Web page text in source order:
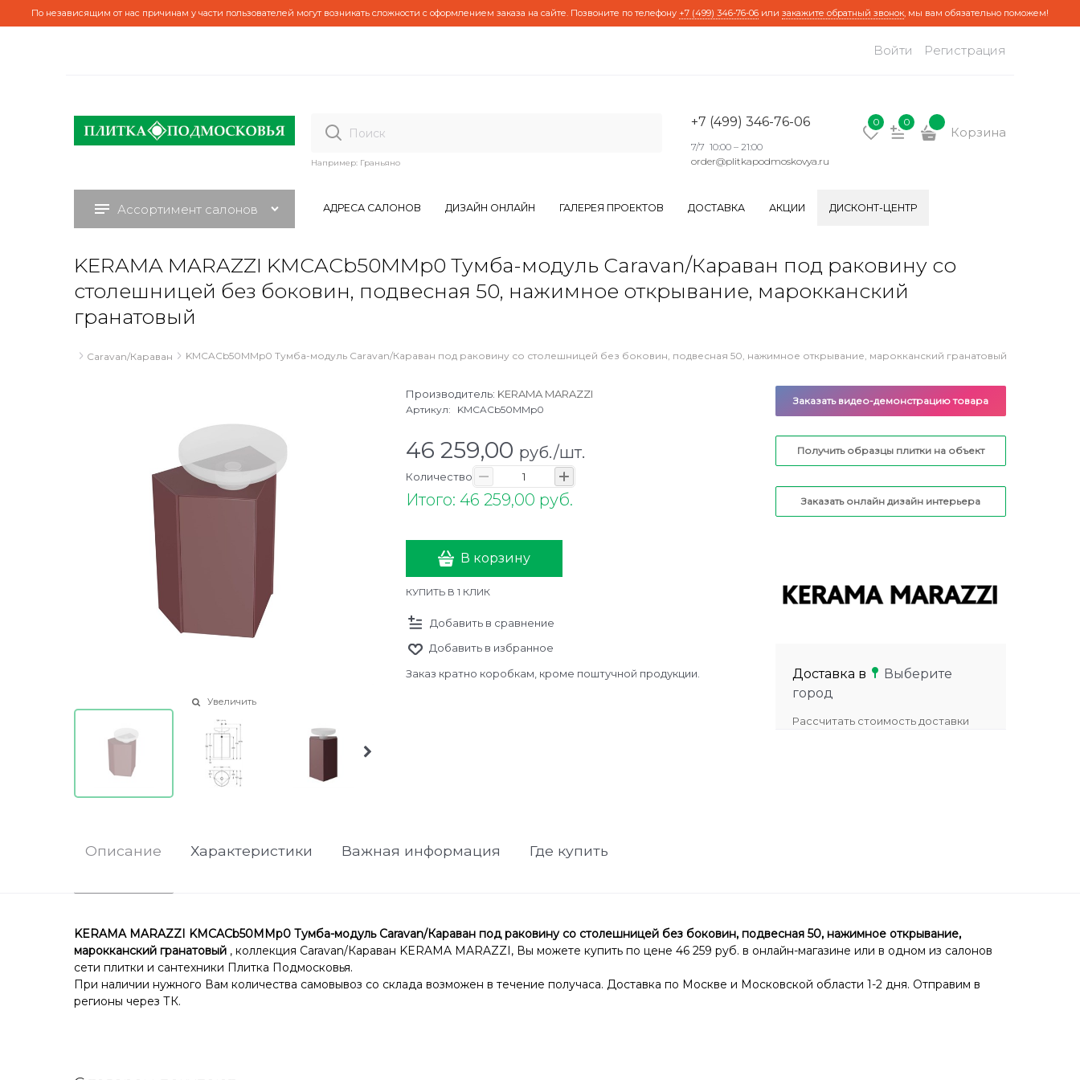
По независящим от нас причинам у части пользователей могут возникать сложности с оформлением заказа на сайте. Позвоните по телефону +7 (499) 346-76-06 или закажите обратный звонок, мы вам обязательно поможем!
Войти Регистрация
Например: Граньяно
+7 (499) 346-76-06
7/7 10:00 – 21:00
order@plitkapodmoskovya.ru
0 0
Корзина
Ассортимент салонов АДРЕСА САЛОНОВ ДИЗАЙН ОНЛАЙН ГАЛЕРЕЯ ПРОЕКТОВ ДОСТАВКА АКЦИИ ДИСКОНТ-ЦЕНТР
KERAMA MARAZZI KMCACb50MMp0 Тумба-модуль Caravan/Караван под раковину со
столешницей без боковин, подвесная 50, нажимное открывание, марокканский
гранатовый
Caravan/Караван KMCACb50MMp0 Тумба-модуль Caravan/Караван под раковину со столешницей без боковин, подвесная 50, нажимное открывание, марокканский гранатовый
Увеличить
Производитель: KERAMA MARAZZI
Артикул: KMCACb50MMp0
46 259,00 руб./шт.
Количество
Итого: 46 259,00 руб.
В корзину
КУПИТЬ В 1 КЛИК
Добавить в сравнение
Добавить в избранное
Заказ кратно коробкам, кроме поштучной продукции.
Заказать видео-демонстрацию товара
Получить образцы плитки на объект
Заказать онлайн дизайн интерьера
Доставка в
Выберите
город
Рассчитать стоимость доставки
Описание Характеристики Важная информация Где купить
KERAMA MARAZZI KMCACb50MMp0 Тумба-модуль Caravan/Караван под раковину со столешницей без боковин, подвесная 50, нажимное открывание,
марокканский гранатовый , коллекция Caravan/Караван KERAMA MARAZZI, Вы можете купить по цене 46 259 руб. в онлайн-магазине или в одном из салонов
сети плитки и сантехники Плитка Подмосковья.
При наличии нужного Вам количества самовывоз со склада возможен в течение получаса. Доставка по Москве и Московской области 1-2 дня. Отправим в
регионы через ТК.